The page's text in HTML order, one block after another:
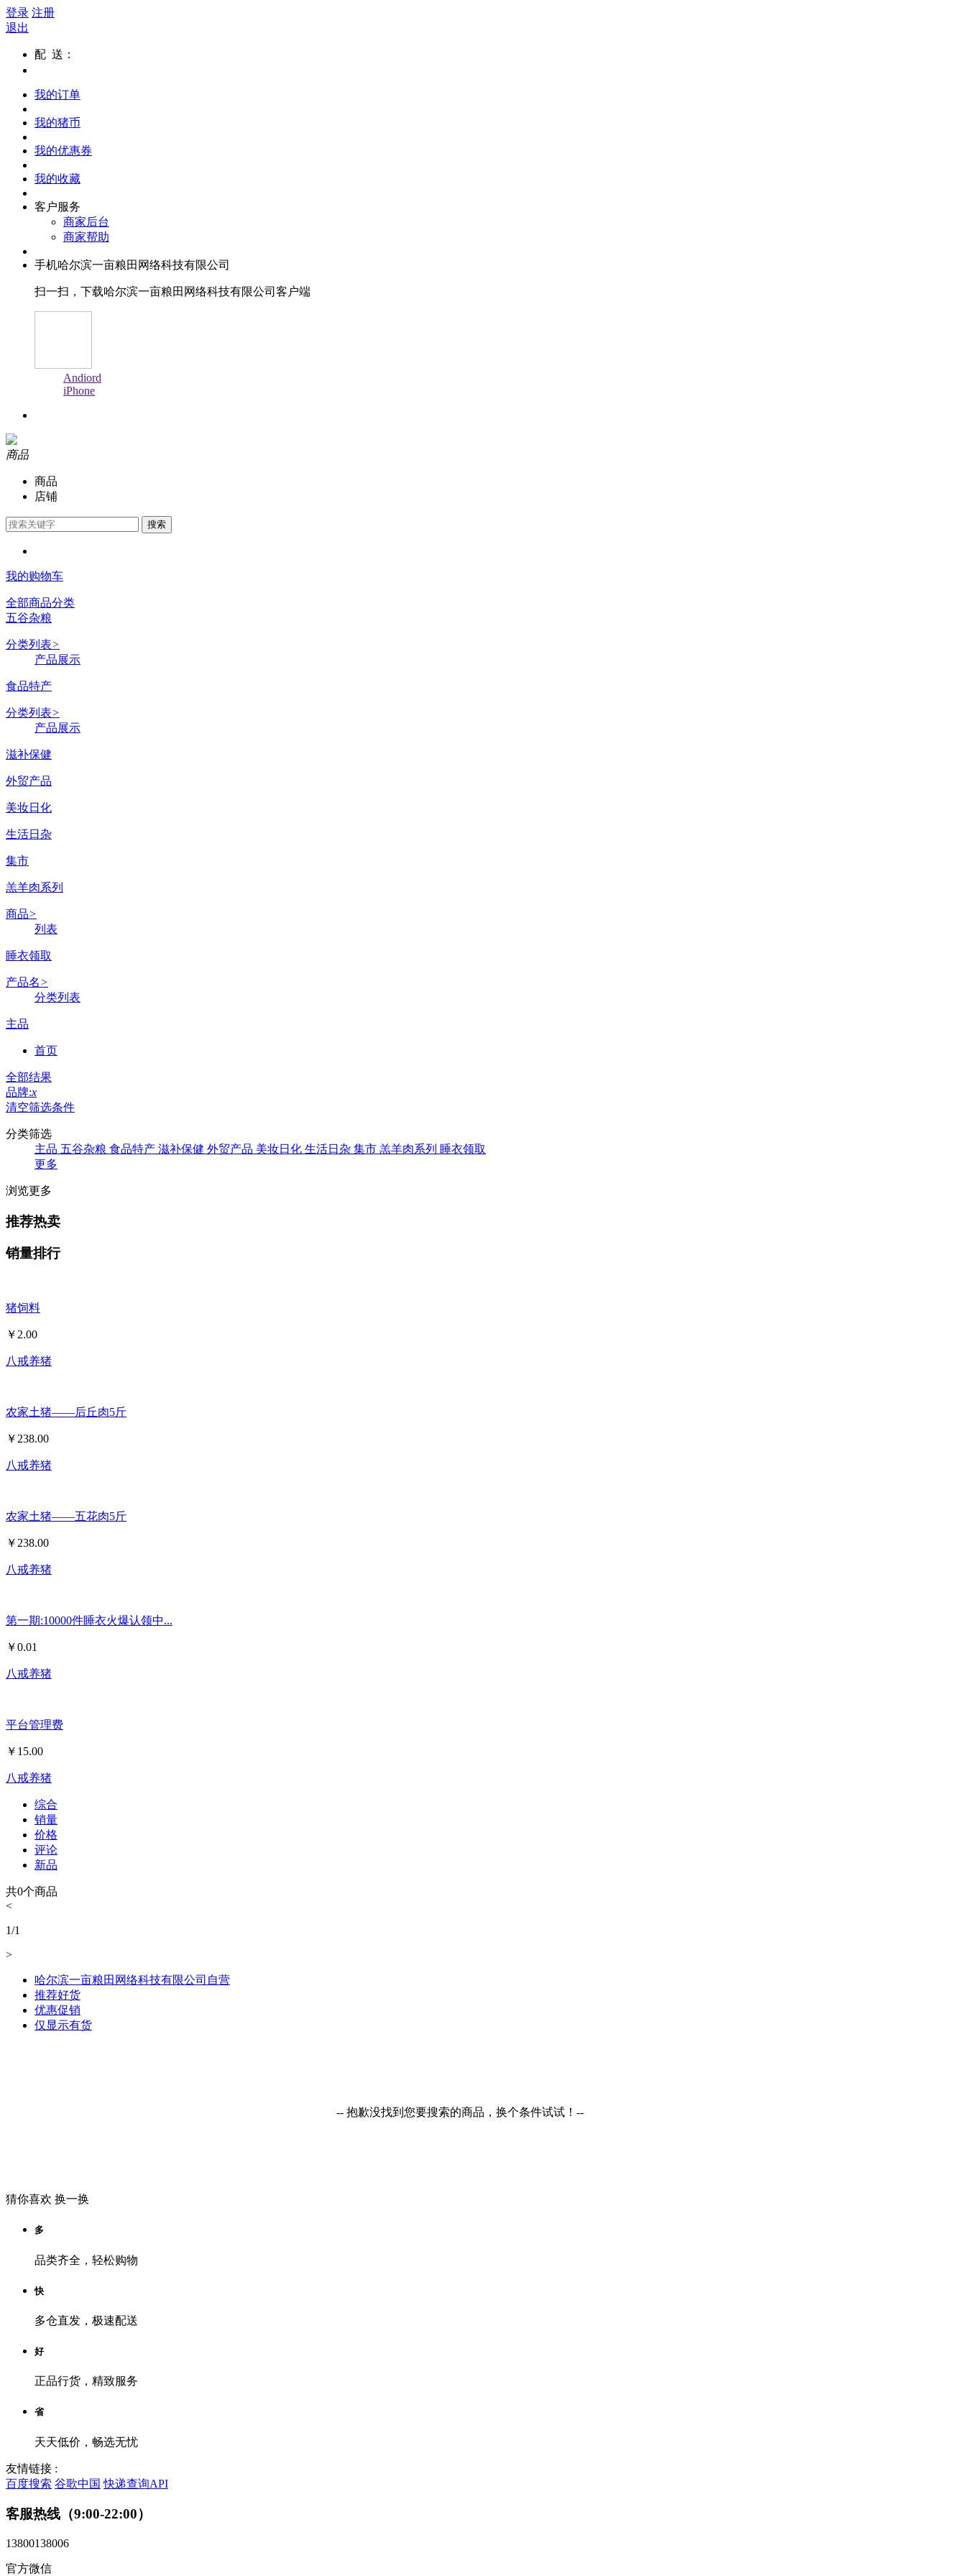
登录 注册
退出
配 送：
我的订单
我的猪币
我的优惠券
我的收藏
客户服务
商家后台
商家帮助
手机哈尔滨一亩粮田网络科技有限公司
扫一扫，下载哈尔滨一亩粮田网络科技有限公司客户端
Andiord
iPhone
商品
商品
店铺
搜索
我的购物车
全部商品分类
五谷杂粮
分类列表>
产品展示
食品特产
分类列表>
产品展示
滋补保健
外贸产品
美妆日化
生活日杂
集市
羔羊肉系列
商品>
列表
睡衣领取
产品名>
分类列表
主品
首页
全部结果
品牌:x
清空筛选条件
分类筛选
主品 五谷杂粮 食品特产 滋补保健 外贸产品 美妆日化 生活日杂 集市 羔羊肉系列 睡衣领取
更多
浏览更多
推荐热卖
销量排行
猪饲料
￥ 2.00
八戒养猪
农家土猪——后丘肉5斤
￥ 238.00
八戒养猪
农家土猪——五花肉5斤
￥ 238.00
八戒养猪
第一期:10000件睡衣火爆认领中...
￥0.01
八戒养猪
平台管理费
￥ 15.00
八戒养猪
综合
销量
价格
评论
新品
共0个商品
<
1/1
>
哈尔滨一亩粮田网络科技有限公司自营
推荐好货
优惠促销
仅显示有货
-- 抱歉没找到您要搜索的商品，换个条件试试！--
猜你喜欢 换一换
多
品类齐全，轻松购物
快
多仓直发，极速配送
好
正品行货，精致服务
省
天天低价，畅选无忧
友情链接 :
百度搜索 谷歌中国 快递查询API
客服热线（9:00-22:00）
13800138006
官方微信